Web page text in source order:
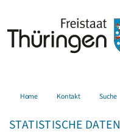
Home Kontakt Suche
STATISTISCHE DATEN